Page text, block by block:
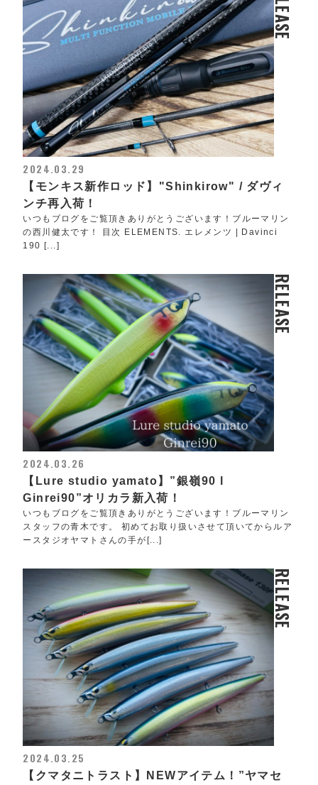
2024.03.29
【モンキス新作ロッド】"Shinkirow" / ダヴィ
ンチ再入荷！
いつもブログをご覧頂きありがとうございます！ブルーマリン
の西川健太です！ 目次 ELEMENTS. エレメンツ | Davinci
190 [...]
RELEASE
2024.03.26
【Lure studio yamato】”銀嶺90 l
Ginrei90”オリカラ新入荷！
いつもブログをご覧頂きありがとうございます！ブルーマリン
スタッフの青木です。 初めてお取り扱いさせて頂いてからルア
ースタジオヤマトさんの手が[...]
RELEASE
2024.03.25
【クマタニトラスト】NEWアイテム！”ヤマセ